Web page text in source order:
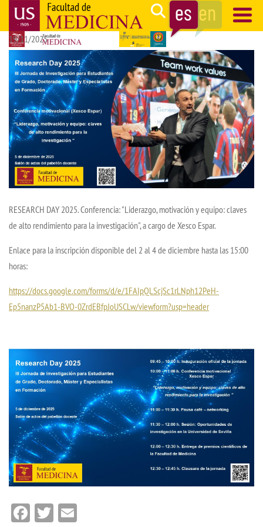
Pasar
contenido
Search
Navegación
principal
19/11/2025
RESEARCH DAY 2025. Conferencia: "Liderazgo, motivación y equipo: claves
de alto rendimiento para la investigación", a cargo de Xesco Espar.
Enlace para la inscripción disponible del 2 al 4 de diciembre hasta las 15:00
horas:
https://docs.google.com/forms/d/e/1FAIpQLScjSc1rLNph12PeH-
Ep5nanzP5Ab1-BVO-0ZrdEBfpJoUSCLw/viewform?usp=header
Facebook
Twitter